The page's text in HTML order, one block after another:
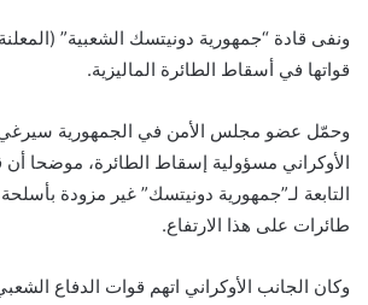
ونفى قادة “جمهورية دونيتسك الشعبية”
قواتها في أسقاط الطائرة الماليزية.
وحمّل عضو مجلس الأمن في الجمهورية سيرغي
الأوكراني مسؤولية إسقاط الطائرة، موضحا
التابعة لـ”جمهورية دونيتسك” غير مزودة
طائرات على هذا الارتفاع.
وكان الجانب الأوكراني اتهم قوات الدفاع